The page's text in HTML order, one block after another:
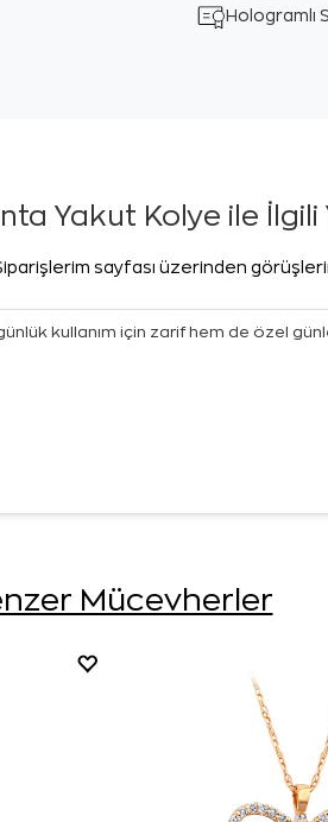
Hologramlı
Yakut Kolye ile
sayfası üzerinden
kullanım için zarif hem de özel
Mücevherler